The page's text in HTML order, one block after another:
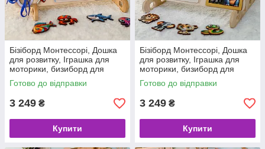
Бізіборд Монтессорі, Дошка
для розвитку, Іграшка для
моторики, бизиборд для
дітей 30*40 + Подарунок
дерев'яні іграшки
Готово до відправки
3 249 ₴
Купити
Бізіборд Монтессорі, Дошка
для розвитку, Іграшка для
моторики, бизиборд для
дітей 40*50 світські тварини
30*40 + Подарунок
Готово до відправки
3 249 ₴
Купити